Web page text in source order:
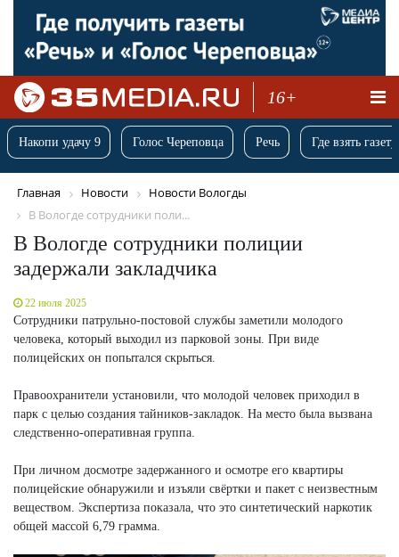
16+
Накопи удачу 9 Голос Череповца Речь Где взять
Главная Новости
Новости Вологды
В Вологде сотрудники поли...
В Вологде сотрудники полиции
задержали закладчика
22 июля 2025
Сотрудники патрульно-постовой службы заметили молодого
человека, который выходил из парковой зоны. При виде
полицейских он попытался скрыться.
Правоохранители установили, что молодой человек приходил в
парк с целью создания тайников-закладок. На место была вызвана
следственно-оперативная группа.
При личном досмотре задержанного и осмотре его квартиры
полицейские обнаружили и изъяли свёртки и пакет с неизвестным
веществом. Экспертиза показала, что это синтетический наркотик
общей массой 6,79 грамма.